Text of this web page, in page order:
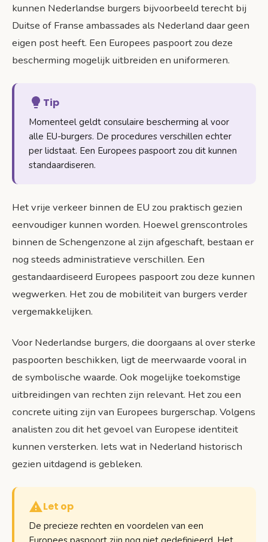
kunnen Nederlandse burgers bijvoorbeeld terecht bij
Duitse of Franse ambassades als Nederland daar geen
eigen post heeft. Een Europees paspoort zou deze
bescherming mogelijk uitbreiden en uniformeren.
Tip
Momenteel geldt consulaire bescherming al voor
alle EU-burgers. De procedures verschillen echter
per lidstaat. Een Europees paspoort zou dit kunnen
standaardiseren.
Het vrije verkeer binnen de EU zou praktisch gezien
eenvoudiger kunnen worden. Hoewel grenscontroles
binnen de Schengenzone al zijn afgeschaft, bestaan er
nog steeds administratieve verschillen. Een
gestandaardiseerd Europees paspoort zou deze kunnen
wegwerken. Het zou de mobiliteit van burgers verder
vergemakkelijken.
Voor Nederlandse burgers, die doorgaans al over sterke
paspoorten beschikken, ligt de meerwaarde vooral in
de symbolische waarde. Ook mogelijke toekomstige
uitbreidingen van rechten zijn relevant. Het zou een
concrete uiting zijn van Europees burgerschap. Volgens
analisten zou dit het gevoel van Europese identiteit
kunnen versterken. Iets wat in Nederland historisch
gezien uitdagend is gebleken.
Let op
De precieze rechten en voordelen van een